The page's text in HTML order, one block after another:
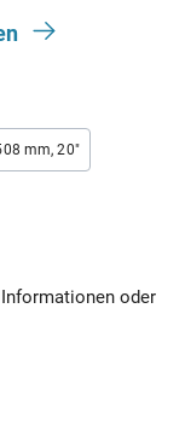
mm, 20"
oder